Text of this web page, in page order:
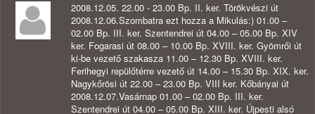
2008.12.05. 22.00 - 23.00 Bp. II. ker. Törökvészi út
2008.12.06.Szombatra ezt hozza a Mikulás:) 01.00 –
02.00 Bp. III. ker. Szentendrei út 04.00 – 05.00 Bp. XIV
ker. Fogarasi út 08.00 – 10.00 Bp. XVIII. ker. Gyömrői út
ki-be vezető szakasza 11.00 – 12.30 Bp. XVIII. ker.
Ferihegyi repülőtérre vezető út 14.00 – 15.30 Bp. XIX. ker.
Nagykőrösi út 22.00 – 23.00 Bp. VIII ker. Kőbányai út
2008.12.07.Vasárnap 01.00 – 02.00 Bp. III. ker.
Szentendrei út 04.00 – 05.00 Bp. XIII. ker. Újpesti alsó